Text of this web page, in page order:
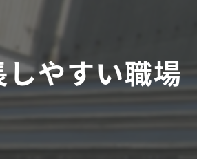
やすい職場